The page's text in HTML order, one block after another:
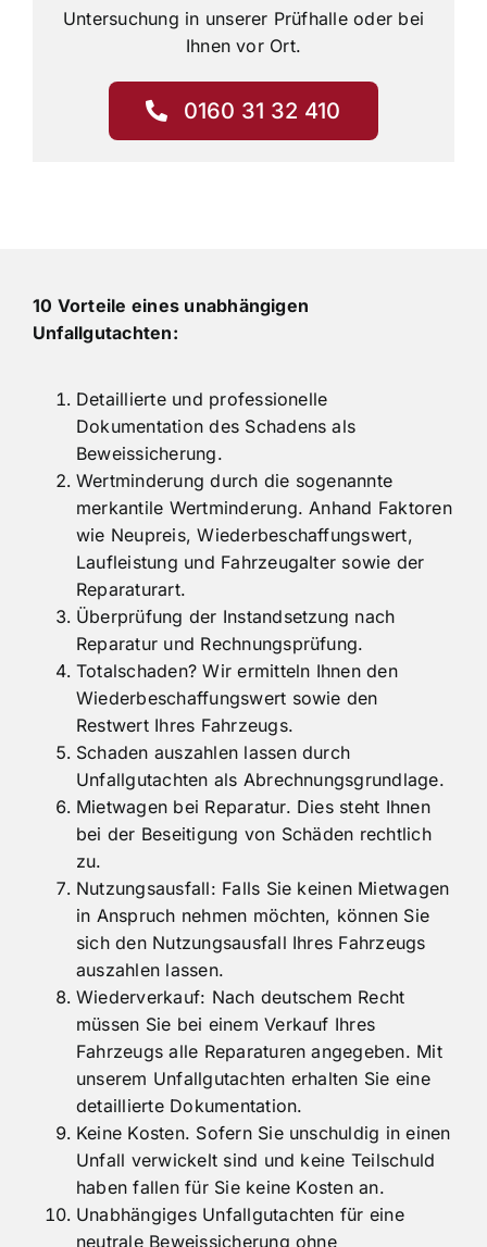
Kontaktieren Sie uns für eine zeitnahe
Untersuchung in unserer Prüfhalle oder bei
Ihnen vor Ort.
Unfallgutachten:
Detaillierte und professionelle
Dokumentation des Schadens als
Beweissicherung.
Wertminderung durch die sogenannte
merkantile Wertminderung. Anhand Faktoren
wie Neupreis, Wiederbeschaffungswert,
Laufleistung und Fahrzeugalter sowie der
Reparaturart.
Überprüfung der Instandsetzung nach
Reparatur und Rechnungsprüfung.
Totalschaden? Wir ermitteln Ihnen den
Wiederbeschaffungswert sowie den
Restwert Ihres Fahrzeugs.
Schaden auszahlen lassen durch
Unfallgutachten als Abrechnungsgrundlage.
Mietwagen bei Reparatur. Dies steht Ihnen
bei der Beseitigung von Schäden rechtlich
zu.
Nutzungsausfall: Falls Sie keinen Mietwagen
in Anspruch nehmen möchten, können Sie
sich den Nutzungsausfall Ihres Fahrzeugs
auszahlen lassen.
Wiederverkauf: Nach deutschem Recht
müssen Sie bei einem Verkauf Ihres
Fahrzeugs alle Reparaturen angegeben. Mit
unserem Unfallgutachten erhalten Sie eine
detaillierte Dokumentation.
Keine Kosten. Sofern Sie unschuldig in einen
Unfall verwickelt sind und keine Teilschuld